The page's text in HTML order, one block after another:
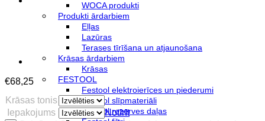
WOCA produkti
Produkti ārdarbiem
Eļļas
Lazūras
Terases tīrīšana un atjaunošana
Krāsas ārdarbiem
Krāsas
FESTOOL
Festool elektroierīces un piederumi
Festool slīpmateriāli
Festool rezerves daļas
€68,25
Krāsas tonis
Iepakojums
Notīrīt